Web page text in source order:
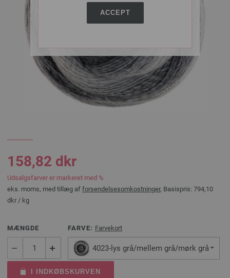
ACCEPT
158,82 dkr
Udsalgsfarver er markeret med %
eks. moms, med tillæg af forsendelsesomkostninger, Basispris: 794,10
dkr / kg
MÆNGDE FARVE: Farvekort
4023-lys grå/mellem grå/mørk grå
I INDKØBSKURVEN